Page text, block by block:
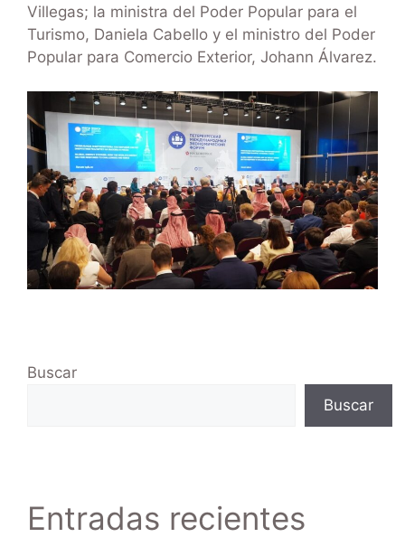
Villegas; la ministra del Poder Popular para el
Turismo, Daniela Cabello y el ministro del Poder
Popular para Comercio Exterior, Johann Álvarez.
Buscar
Buscar
Entradas recientes